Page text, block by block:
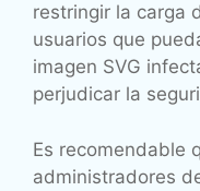
restringir la carga
usuarios que
imagen SVG
perjudicar la
Es recomendable
administradores